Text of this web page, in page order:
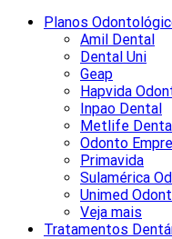
Planos
Amil Dental
Dental Uni
Geap
Hapvida
Inpao Dental
Metlife
Odonto
Primavida
Sulamérica
Unimed
Veja mais
Tratamentos